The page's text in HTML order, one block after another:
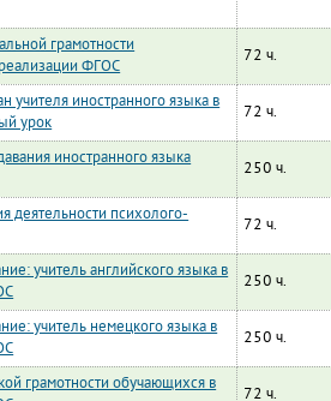
грамотности
ФГОС
72 ч.
учителя иностранного языка в
урок
72 ч.
иностранного языка
250 ч.
деятельности психолого-
72 ч.
учитель английского языка в
250 ч.
учитель немецкого языка в
250 ч.
грамотности обучающихся в
72 ч.